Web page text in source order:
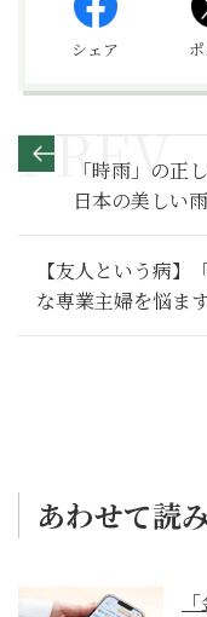
シェア
「時雨」の正
日本の美しい
【友人という病
な専業主婦を悩ま
の２～
あわせて読